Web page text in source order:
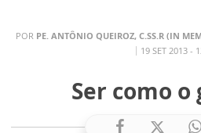
POR PE. ANTÔNIO QUEIROZ, C.SS.R (IN
19 SET 2013 -
Ser como o